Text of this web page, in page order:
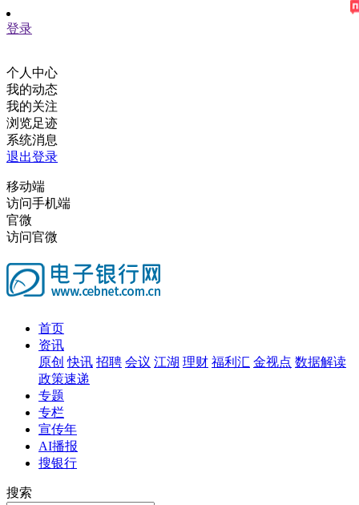
登录
个人中心
我的动态
我的关注
浏览足迹
系统消息
退出登录
移动端
访问手机端
官微
访问官微
首页
资讯
原创 快讯 招聘 会议 江湖 理财 福利汇 金视点 数据解读
政策速递
专题
专栏
宣传年
AI播报
搜银行
搜索